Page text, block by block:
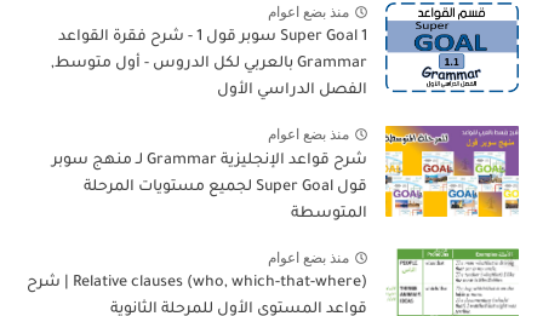
منذ بضع اعوام
Super Goal 1 سوبر قول 1 - شرح فقرة القواعد
Grammar بالعربي لكل الدروس - أول متوسط,
الفصل الدراسي الأول
منذ بضع اعوام
شرح قواعد الإنجليزية Grammar لـ منهج سوبر
قول Super Goal لجميع مستويات المرحلة
المتوسطة
منذ بضع اعوام
Relative clauses (who, which-that-where) | شرح
قواعد المستوى الأول للمرحلة الثانوية